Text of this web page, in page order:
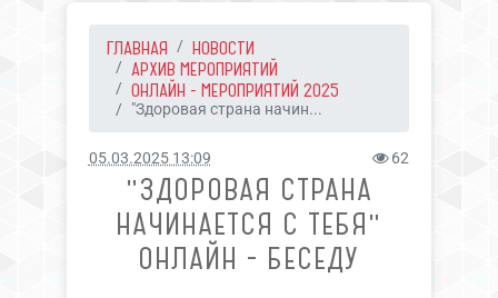
ГЛАВНАЯ
НОВОСТИ
АРХИВ МЕРОПРИЯТИЙ
ОНЛАЙН - МЕРОПРИЯТИЙ 2025
"Здоровая страна начин...
05.03.2025 13:09 62
"ЗДОРОВАЯ СТРАНА
НАЧИНАЕТСЯ С ТЕБЯ"
ОНЛАЙН - БЕСЕДУ